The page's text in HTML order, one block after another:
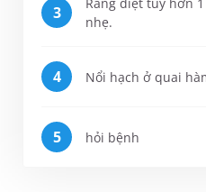
nhẹ.
Nổi hạch ở quai
hỏi bệnh